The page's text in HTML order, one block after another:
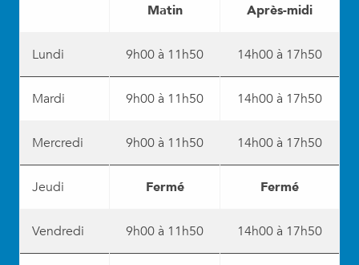
Matin Après-midi
Lundi 9h00 à 11h50 14h00 à 17h50
Mardi 9h00 à 11h50 14h00 à 17h50
Mercredi 9h00 à 11h50 14h00 à 17h50
Jeudi Fermé Fermé
Vendredi 9h00 à 11h50 14h00 à 17h50